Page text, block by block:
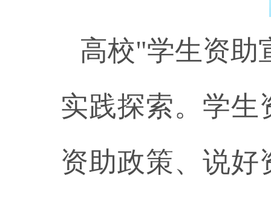
高校"学生资助
实践探索。学生
资助政策、说